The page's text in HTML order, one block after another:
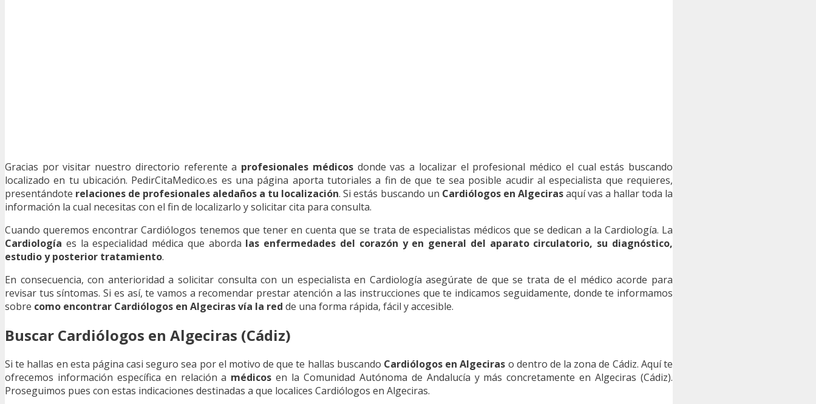
Gracias por visitar nuestro directorio referente a profesionales médicosdonde vas a localizar el profesional médico el cual estás buscando
localizado en tu ubicación. PedirCitaMedico.es es una página aporta tutoriales a fin de que te sea posible acudir al especialista que requieres,
presentándote relaciones de profesionales aledaños a tu localización. Si estás buscando un Cardiólogos en Algecirasaquí vas a hallar toda la
información la cual necesitas con el fin de localizarlo y solicitar cita para consulta.
Cuando queremos encontrar Cardiólogos tenemos que tener en cuenta que se trata de especialistas médicos que se dedican a la Cardiología. La
Cardiología es la especialidad médica que aborda las enfermedades del corazón y en general del aparato circulatorio, su diagnóstico,
estudio y posterior tratamiento.
En consecuencia, con anterioridad a solicitar consulta con un especialista en Cardiología asegúrate de que se trata de el médico acorde para
revisar tus síntomas. Si es así, te vamos a recomendar prestar atención a las instrucciones que te indicamos seguidamente, donde te informamos
sobre como encontrar Cardiólogos en Algeciras vía la red de una forma rápida, fácil y accesible.
Buscar Cardiólogos en Algeciras (Cádiz)
Si te hallas en esta página casi seguro sea por el motivo de que te hallas buscando Cardiólogos en Algeciras o dentro de la zona de Cádiz. Aquí te
ofrecemos información específica en relación a médicos en la Comunidad Autónoma de Andalucía y más concretamente en Algeciras (Cádiz).
Proseguimos pues con estas indicaciones destinadas a que localices Cardiólogos en Algeciras.